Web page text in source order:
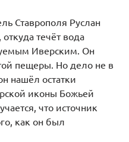
Ставрополя Руслан
течёт вода
Иверским. Он
пещеры. Но дело не в
нашёл остатки
иконы Божьей
что источник
как он был